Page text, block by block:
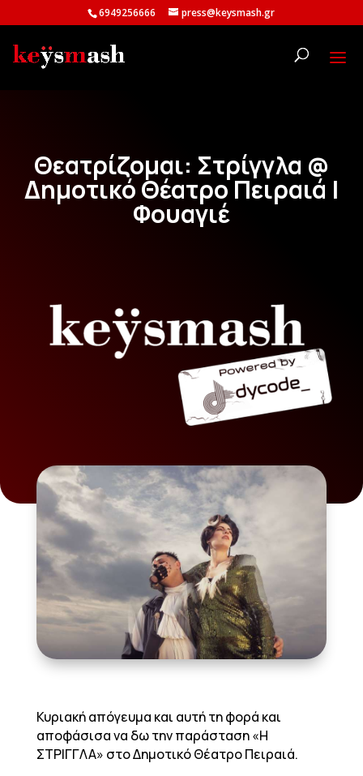
6949256666 press@keysmash.gr
Θεατρίζομαι: Στρίγγλα @
Δημοτικό Θέατρο Πειραιά |
Φουαγιέ
Κυριακή απόγευμα και αυτή τη φορά και
αποφάσισα να δω την παράσταση «Η
ΣΤΡΙΓΓΛΑ» στο Δημοτικό Θέατρο Πειραιά.